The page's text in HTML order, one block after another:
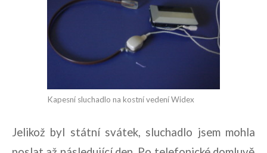
Kapesní sluchadlo na kostní vedení Widex
Jelikož byl státní svátek, sluchadlo jsem mohla